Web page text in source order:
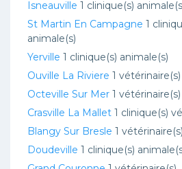
Isneauville 1 clinique(s)
St Martin En Campagne 1
animale(s)
Yerville 1 clinique(s) animale(s)
Ouville La Riviere 1 vétérinaire(s)
Octeville Sur Mer 1 vétérinaire(s)
Crasville La Mallet 1 clinique(s)
Blangy Sur Bresle 1 vétérinaire(s)
Doudeville 1 clinique(s)